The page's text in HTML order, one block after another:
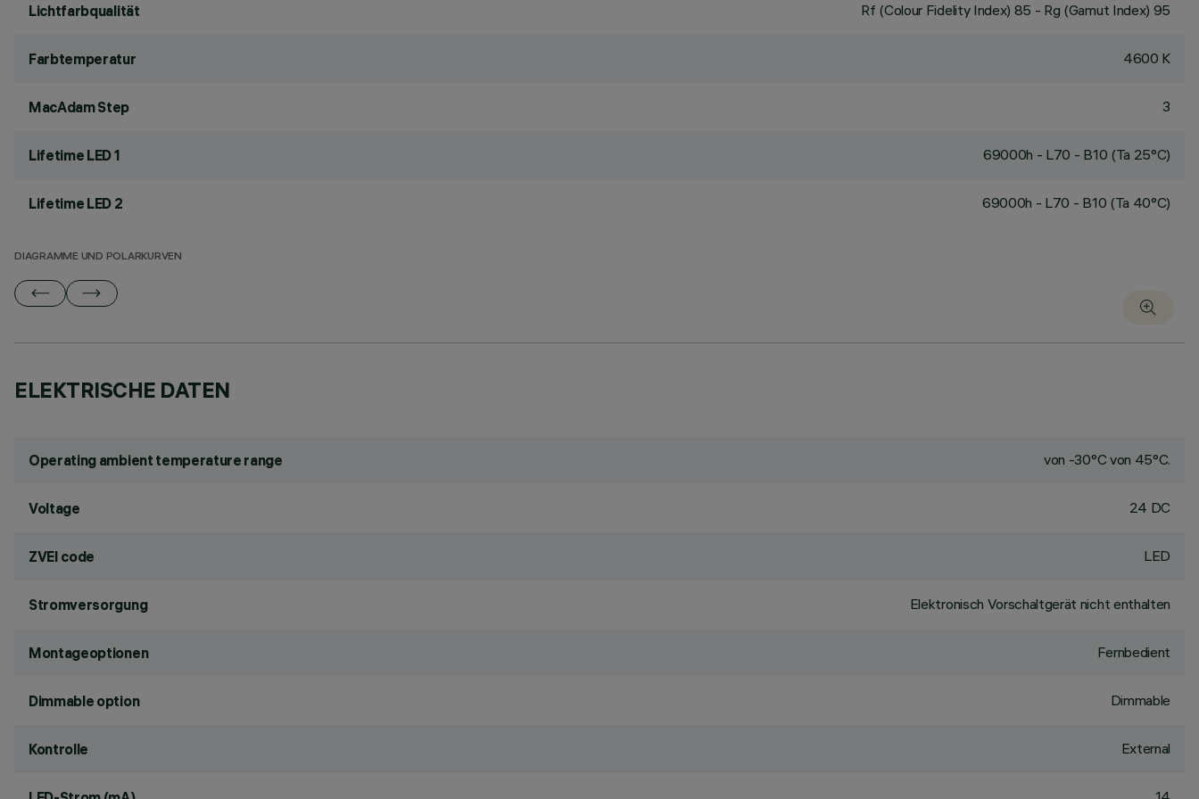
Lichtfarbqualität Rf (Colour Fidelity Index) 85 - Rg (Gamut Index) 95
Farbtemperatur 4600 K
MacAdam Step 3
Lifetime LED 1 69000h - L70 - B10 (Ta 25°C)
Lifetime LED 2 69000h - L70 - B10 (Ta 40°C)
DIAGRAMME UND POLARKURVEN
ELEKTRISCHE DATEN
Operating ambient temperature range von -30°C von 45°C.
Voltage 24 DC
ZVEI code LED
Stromversorgung Elektronisch Vorschaltgerät nicht enthalten
Montageoptionen Fernbedient
Dimmable option Dimmable
Kontrolle External